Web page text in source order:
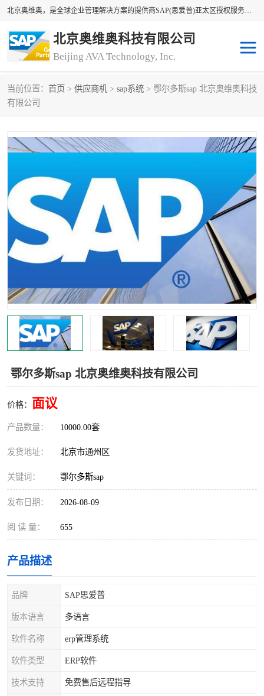
北京奥维奥，是全球企业管理解决方案的提供商SAP(思爱普)亚太区授权服务商领军者，SAP金牌服务商和代理商。企业ERP系统软件，SAP软件实施，17年来服务客户1500多家。提供SAP Business One，SAP Business ByDesign，SAP S/4HANA Cloud，SAP Analytics Cloud （分析云）等产品与解决方案。咨询专线：400-890-8880
北京奥维奥科技有限公司
Beijing AVA Technology, Inc.
当前位置： 首页 > 供应商机 > sap系统 > 鄂尔多斯sap 北京奥维奥科技
有限公司
鄂尔多斯sap 北京奥维奥科技有限公司
价格： 面议
产品数量： 10000.00套
发货地址： 北京市通州区
关键词： 鄂尔多斯sap
发布日期： 2026-08-09
阅 读 量： 655
产品描述
品牌 SAP思爱普
版本语言 多语言
软件名称 erp管理系统
软件类型 ERP软件
技术支持 免费售后远程指导
sap系统
码上用条码管理
工厂ERP软件 制造业ERP系统
工厂ERP系统 皮具厂erp系统
塑胶厂erp系统
玩具厂erp系统 五金厂erp系统
小工厂erp系统 印染厂erp系统